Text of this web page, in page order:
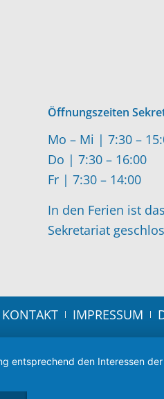
Öffnungszeiten
Mo – Mi | 7:30 –
Do | 7:30 – 16:00
Fr | 7:30 – 14:00
In den Ferien ist das
Sekretariat
KONTAKT IMPRESSUM
entsprechend den Interessen